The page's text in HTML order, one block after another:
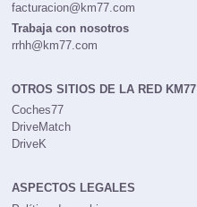
facturacion@km77.com
Trabaja con nosotros
rrhh@km77.com
OTROS SITIOS DE LA RED KM77
Coches77
DriveMatch
DriveK
ASPECTOS LEGALES